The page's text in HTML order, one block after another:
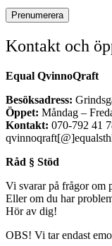
Kontakt och
Equal QvinnoQraft
Besöksadress:
Öppet: Måndag –
Kontakt: 070-792 41
Råd § Stöd
Vi svarar på frågor om
Eller om du har
Hör av dig!
OBS! Vi tar endast